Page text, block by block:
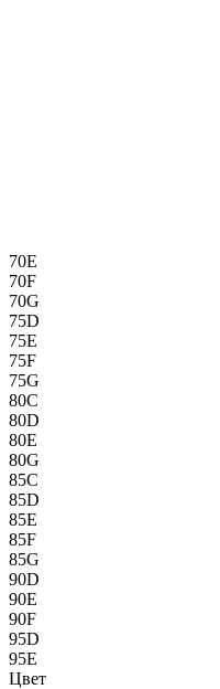
70E
70F
70G
75D
75E
75F
75G
80C
80D
80E
80G
85C
85D
85E
85F
85G
90D
90E
90F
95D
95E
Цвет